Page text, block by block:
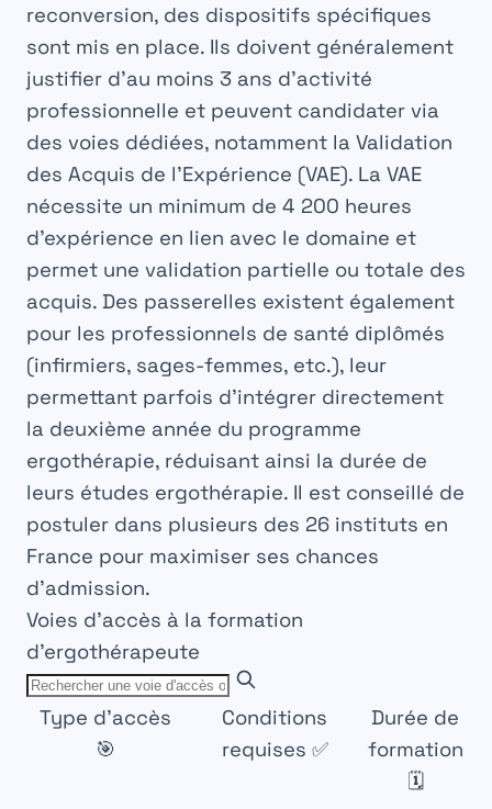
reconversion, des dispositifs spécifiques
sont mis en place. Ils doivent généralement
justifier d’au moins 3 ans d’activité
professionnelle et peuvent candidater via
des voies dédiées, notamment la Validation
des Acquis de l’Expérience (VAE). La VAE
nécessite un minimum de 4 200 heures
d’expérience en lien avec le domaine et
permet une validation partielle ou totale des
acquis. Des passerelles existent également
pour les professionnels de santé diplômés
(infirmiers, sages-femmes, etc.), leur
permettant parfois d’intégrer directement
la deuxième année du programme
ergothérapie, réduisant ainsi la durée de
leurs études ergothérapie. Il est conseillé de
postuler dans plusieurs des 26 instituts en
France pour maximiser ses chances
d’admission.
Voies d'accès à la formation
d'ergothérapeute
Type d'accès
🎯
Conditions
requises ✅
Durée de
formation
🗓️